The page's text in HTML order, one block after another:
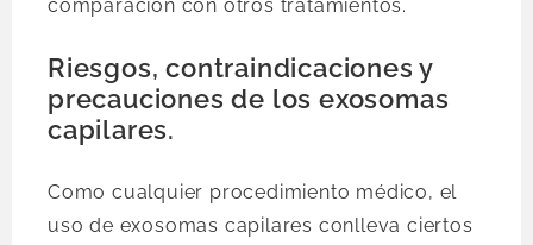
comparación con otros tratamientos.
Riesgos, contraindicaciones y
precauciones de los exosomas
capilares.
Como cualquier procedimiento médico, el
uso de exosomas capilares conlleva ciertos